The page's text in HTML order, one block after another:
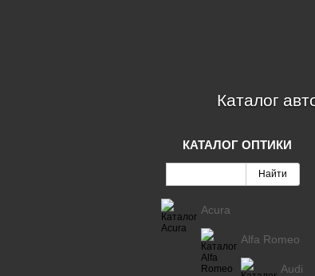
Каталог
КАТАЛОГ ОПТИКИ
Acura
Alfa Romeo
Audi